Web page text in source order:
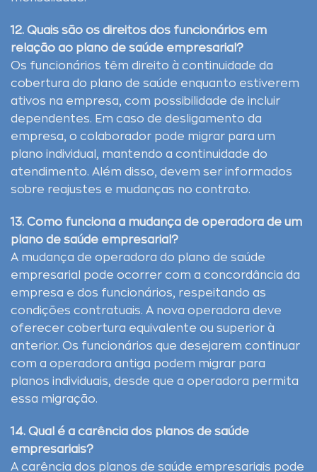
12. Quais são os direitos dos funcionários em
relação ao plano de saúde empresarial?
Os funcionários têm direito à continuidade da
cobertura do plano de saúde enquanto estiverem
ativos na empresa, com possibilidade de incluir
dependentes. Em caso de desligamento da
empresa, o colaborador pode migrar para um
plano individual, mantendo a continuidade do
atendimento. Além disso, devem ser informados
sobre reajustes e mudanças no contrato.
13. Como funciona a mudança de operadora de um
plano de saúde empresarial?
A mudança de operadora do plano de saúde
empresarial pode ocorrer com a concordância da
empresa e dos funcionários, respeitando as
condições contratuais. A nova operadora deve
oferecer cobertura equivalente ou superior à
anterior. Os funcionários que desejarem continuar
com a operadora antiga podem migrar para
planos individuais, desde que a operadora permita
essa migração.
14. Qual é a carência dos planos de saúde
empresariais?
A carência dos planos de saúde empresariais pode